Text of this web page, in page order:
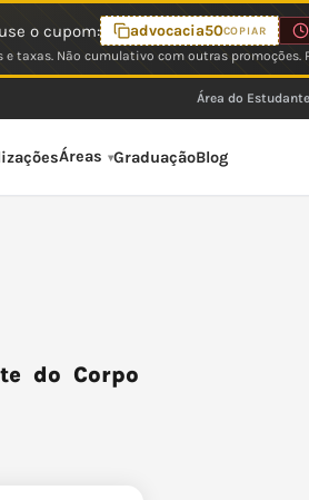
o cupom: advocacia50COPIAR
taxas. Não cumulativo com outras
Área do Estudante
Áreas GraduaçãoBlog
do Corpo